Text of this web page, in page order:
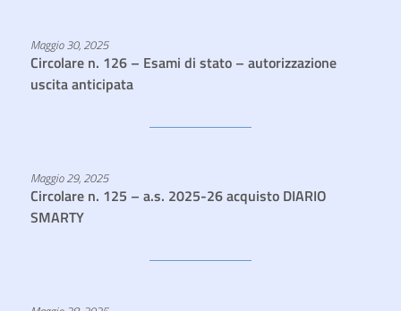
Maggio 30, 2025
Circolare n. 126 – Esami di stato – autorizzazione
uscita anticipata
Maggio 29, 2025
Circolare n. 125 – a.s. 2025-26 acquisto DIARIO
SMARTY